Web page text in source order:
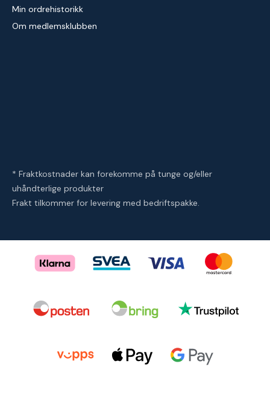
Min ordrehistorikk
Om medlemsklubben
* Fraktkostnader kan forekomme på tunge og/eller
uhåndterlige produkter
Frakt tilkommer for levering med bedriftspakke.